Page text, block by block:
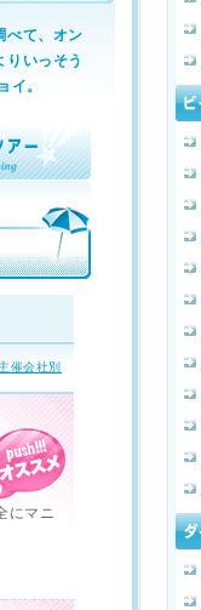
べて、オン
りいっそう
イ。
催会社別
にマニ